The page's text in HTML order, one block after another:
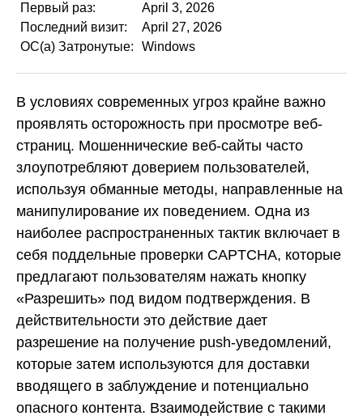
Первый раз:
April 3, 2026
Последний визит:
April 27, 2026
ОС(а) Затронутые:
Windows
В условиях современных угроз крайне важно
проявлять осторожность при просмотре веб-
страниц. Мошеннические веб-сайты часто
злоупотребляют доверием пользователей,
используя обманные методы, направленные на
манипулирование их поведением. Одна из
наиболее распространенных тактик включает в
себя поддельные проверки CAPTCHA, которые
предлагают пользователям нажать кнопку
«Разрешить» под видом подтверждения. В
действительности это действие дает
разрешение на получение push-уведомлений,
которые затем используются для доставки
вводящего в заблуждение и потенциально
опасного контента. Взаимодействие с такими